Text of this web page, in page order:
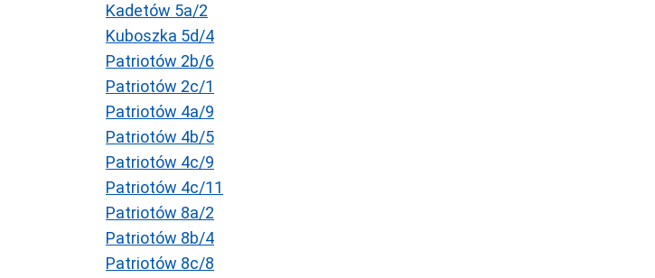
Kadetów 5a/2
Kuboszka 5d/4
Patriotów 2b/6
Patriotów 2c/1
Patriotów 4a/9
Patriotów 4b/5
Patriotów 4c/9
Patriotów 4c/11
Patriotów 8a/2
Patriotów 8b/4
Patriotów 8c/8